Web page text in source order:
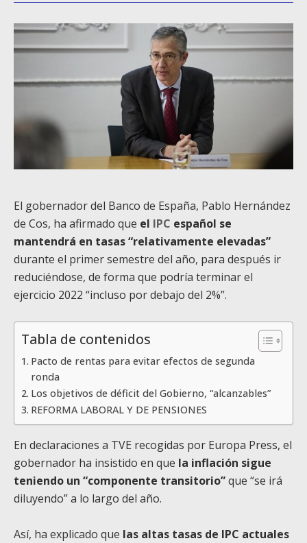
El gobernador del Banco de España, Pablo Hernández
de Cos, ha afirmado que el IPC español se
mantendrá en tasas “relativamente elevadas”
durante el primer semestre del año, para después ir
reduciéndose, de forma que podría terminar el
ejercicio 2022 “incluso por debajo del 2%”.
Tabla de contenidos
Pacto de rentas para evitar efectos de segunda
ronda
Los objetivos de déficit del Gobierno, “alcanzables”
REFORMA LABORAL Y DE PENSIONES
En declaraciones a TVE recogidas por Europa Press, el
gobernador ha insistido en que la inflación sigue
teniendo un “componente transitorio”que “se irá
diluyendo” a lo largo del año.
Así, ha explicado que las altas tasas de IPC actuales